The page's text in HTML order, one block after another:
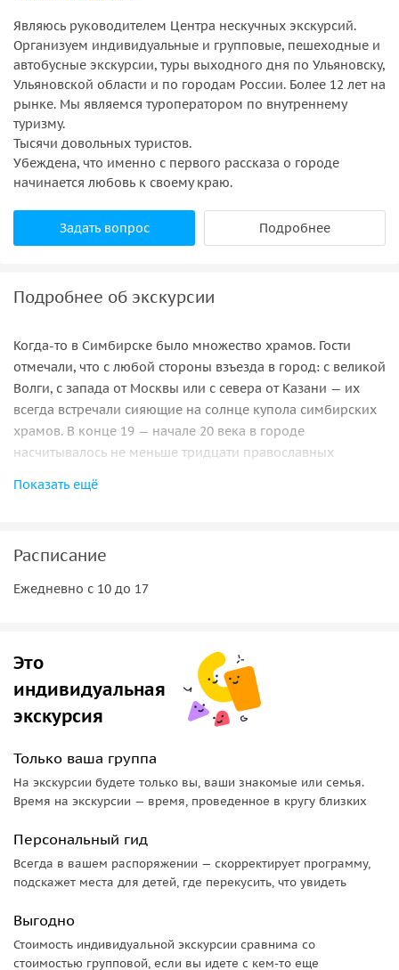
Являюсь руководителем Центра нескучных экскурсий.
Организуем индивидуальные и групповые, пешеходные и
автобусные экскурсии, туры выходного дня по Ульяновску,
Ульяновской области и по городам России. Более 12 лет на
рынке. Мы являемся туроператором по внутреннему
туризму.
Тысячи довольных туристов.
Убеждена, что именно с первого рассказа о городе
начинается любовь к своему краю.
Задать вопрос Подробнее
Подробнее об экскурсии
Когда-то в Симбирске было множество храмов. Гости
отмечали, что с любой стороны взъезда в город: с великой
Волги, с запада от Москвы или с севера от Казани — их
всегда встречали сияющие на солнце купола симбирских
храмов. В конце 19 — начале 20 века в городе
насчитывалось не меньше тридцати православных
практически ничего.
Приглашаем Вас проникнуться православной жизнью
истории разрушенных и сохранившихся храмов. Вы
узнаете: об особенности кованных ворот Спасского
монастыря, как выглядели и где находились разрушенные
святыни Симбирска, посетите действующие храмы и
По запросу туриста возможно реализовать экскурсию в
пешеходном формате.
Показать ещё
Расписание
Ежедневно с 10 до 17
Это
индивидуальная
экскурсия
Только ваша группа
На экскурсии будете только вы, ваши знакомые или семья.
Время на экскурсии — время, проведенное в кругу близких
Персональный гид
Всегда в вашем распоряжении — скорректирует программу,
подскажет места для детей, где перекусить, что увидеть
Выгодно
Стоимость индивидуальной экскурсии сравнима со
стоимостью групповой, если вы идете с кем-то еще